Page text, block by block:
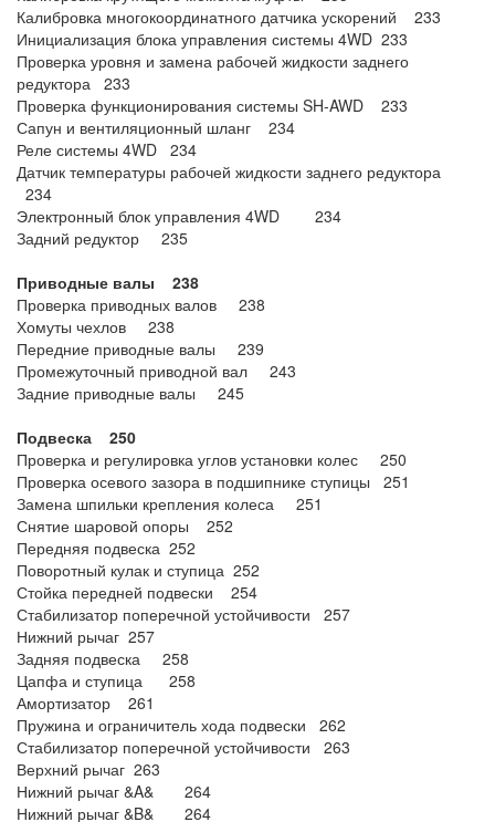
Калибровка многокоординатного датчика ускорений 233
Инициализация блока управления системы 4WD 233
Проверка уровня и замена рабочей жидкости заднего
редуктора 233
Проверка функционирования системы SH-AWD 233
Сапун и вентиляционный шланг 234
Реле системы 4WD 234
Датчик температуры рабочей жидкости заднего редуктора
234
Электронный блок управления 4WD 234
Задний редуктор 235
Приводные валы 238
Проверка приводных валов 238
Хомуты чехлов 238
Передние приводные валы 239
Промежуточный приводной вал 243
Задние приводные валы 245
Подвеска 250
Проверка и регулировка углов установки колес 250
Проверка осевого зазора в подшипнике ступицы 251
Замена шпильки крепления колеса 251
Снятие шаровой опоры 252
Передняя подвеска 252
Поворотный кулак и ступица 252
Стойка передней подвески 254
Стабилизатор поперечной устойчивости 257
Нижний рычаг 257
Задняя подвеска 258
Цапфа и ступица 258
Амортизатор 261
Пружина и ограничитель хода подвески 262
Стабилизатор поперечной устойчивости 263
Верхний рычаг 263
Нижний рычаг &A& 264
Нижний рычаг &B& 264